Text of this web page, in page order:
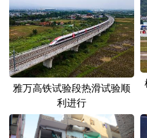
雅万高铁试验段热滑试验顺
利进行